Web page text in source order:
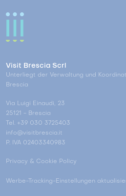
Visit Brescia Scrl
Unterliegt der Verwaltung und
Brescia
Via Luigi Einaudi, 23
25121 - Brescia
Tel. +39 030 3725403
info@visitbrescia.it
P. IVA 02403340983
Privacy & Cookie Policy
Werbe-Tracking-Einstellungen